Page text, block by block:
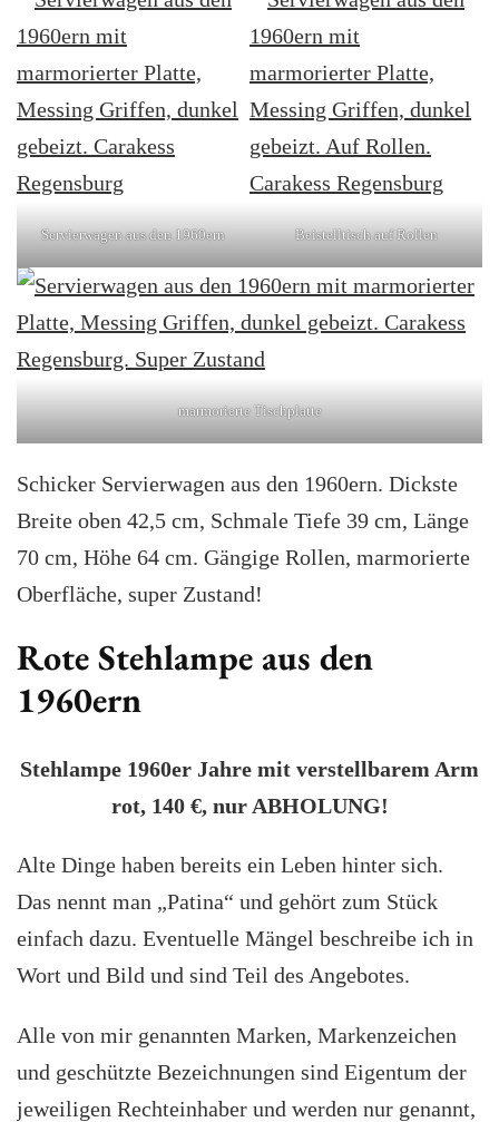
Servierwagen aus den 1960ern Beistelltisch auf Rollen
marmorierte Tischplatte
Schicker Servierwagen aus den 1960ern. Dickste
Breite oben 42,5 cm, Schmale Tiefe 39 cm, Länge
70 cm, Höhe 64 cm. Gängige Rollen, marmorierte
Oberfläche, super Zustand!
Rote Stehlampe aus den
1960ern
Stehlampe 1960er Jahre mit verstellbarem Arm
rot, 140 €, nur ABHOLUNG!
Alte Dinge haben bereits ein Leben hinter sich.
Das nennt man „Patina“ und gehört zum Stück
einfach dazu. Eventuelle Mängel beschreibe ich in
Wort und Bild und sind Teil des Angebotes.
Alle von mir genannten Marken, Markenzeichen
und geschützte Bezeichnungen sind Eigentum der
jeweiligen Rechteinhaber und werden nur genannt,